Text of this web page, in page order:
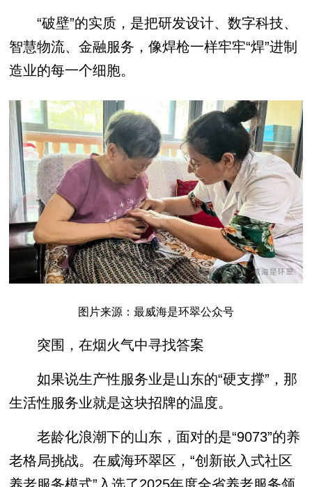
“破壁”的实质，是把研发设计、数字科技、
智慧物流、金融服务，像焊枪一样牢牢“焊”进制
造业的每一个细胞。
图片来源：最威海是环翠公众号
突围，在烟火气中寻找答案
如果说生产性服务业是山东的“硬支撑”，那
生活性服务业就是这块招牌的温度。
老龄化浪潮下的山东，面对的是“9073”的养
老格局挑战。在威海环翠区，“创新嵌入式社区